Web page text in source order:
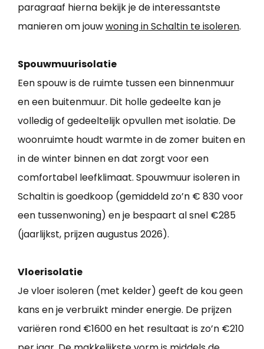
paragraaf hierna bekijk je de interessantste
manieren om jouwwoning in Schaltin te isoleren.
Spouwmuurisolatie
Een spouw is de ruimte tussen een binnenmuur
en een buitenmuur. Dit holle gedeelte kan je
volledig of gedeeltelijk opvullen met isolatie. De
woonruimte houdt warmte in de zomer buiten en
in de winter binnen en dat zorgt voor een
comfortabel leefklimaat. Spouwmuur isoleren in
Schaltin is goedkoop (gemiddeld zo’n € 830 voor
een tussenwoning) en je bespaart al snel €285
(jaarlijkst, prijzen augustus 2026).
Vloerisolatie
Je vloer isoleren (met kelder) geeft de kou geen
kans en je verbruikt minder energie. De prijzen
variëren rond €1600 en het resultaat is zo’n €210